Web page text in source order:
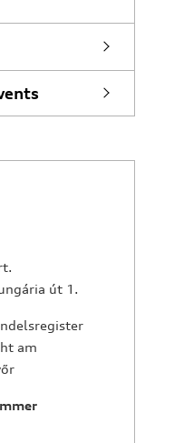
út 1.
am